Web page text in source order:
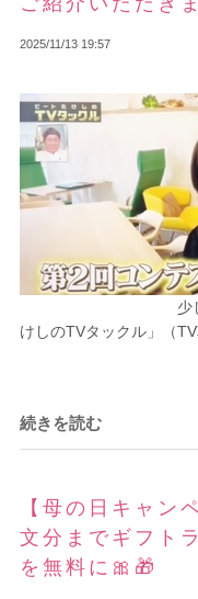
2025/11/13 19:57
少し前になり
けしのTVタックル」（TV
続きを読む
【母の日キャン
文分までギフト
を無料に🎀🎁